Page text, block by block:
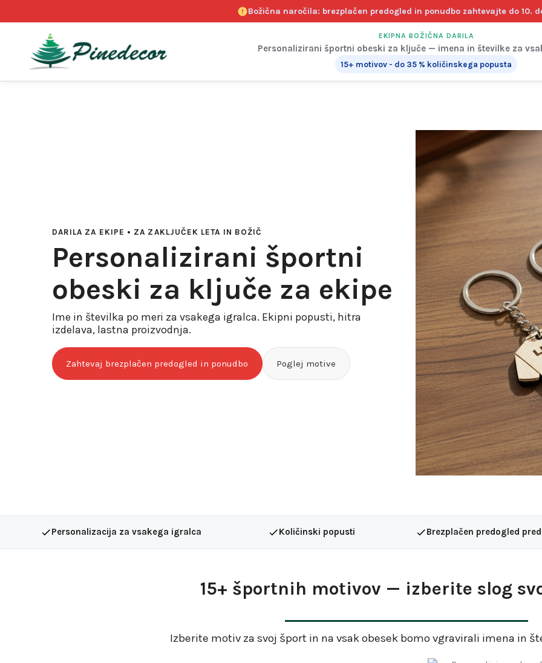
Božična naročila: brezplačen predogled in ponudbo zahtevajte do 10.
EKIPNA BOŽIČNA DARILA
Personalizirani športni obeski za ključe — imena in številke za
15+ motivov - do 35 % količinskega popusta
DARILA ZA EKIPE • ZA ZAKLJUČEK LETA IN BOŽIČ
Personalizirani športni
obeski za ključe za ekipe
Ime in številka po meri za vsakega igralca. Ekipni popusti, hitra
izdelava, lastna proizvodnja.
Zahtevaj brezplačen predogled in ponudbo Poglej motive
Personalizacija za vsakega igralca Količinski popusti Brezplačen predogled
15+ športnih motivov — izberite slog
Izberite motiv za svoj šport in na vsak obesek bomo vgravirali imena in